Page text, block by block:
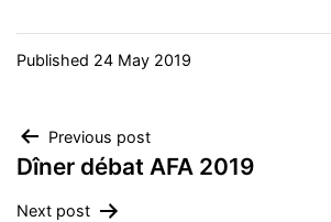
Published 24 May 2019
Post
navigation
Previous post
Dîner débat AFA 2019
Next post